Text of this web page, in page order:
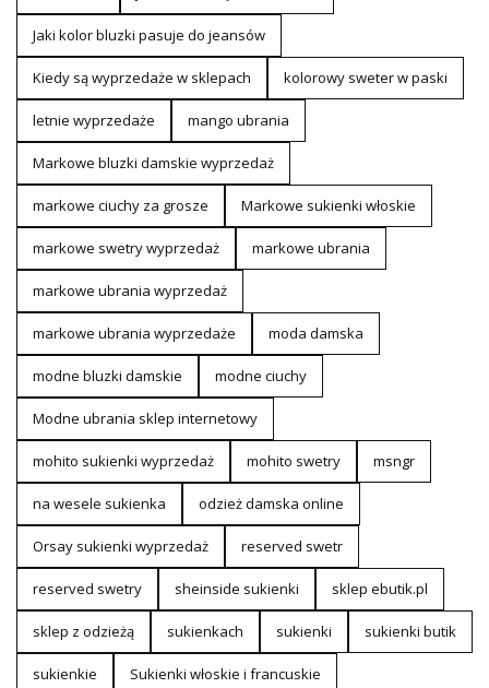
Jaki kolor bluzki pasuje do jeansów
Kiedy są wyprzedaże w sklepach kolorowy sweter w paski
letnie wyprzedaże mango ubrania
Markowe bluzki damskie wyprzedaż
markowe ciuchy za grosze Markowe sukienki włoskie
markowe swetry wyprzedaż markowe ubrania
markowe ubrania wyprzedaż
markowe ubrania wyprzedaże moda damska
modne bluzki damskie modne ciuchy
Modne ubrania sklep internetowy
mohito sukienki wyprzedaż mohito swetry msngr
na wesele sukienka odzież damska online
Orsay sukienki wyprzedaż reserved swetr
reserved swetry sheinside sukienki sklep ebutik.pl
sklep z odzieżą sukienkach sukienki sukienki butik
sukienkie Sukienki włoskie i francuskie